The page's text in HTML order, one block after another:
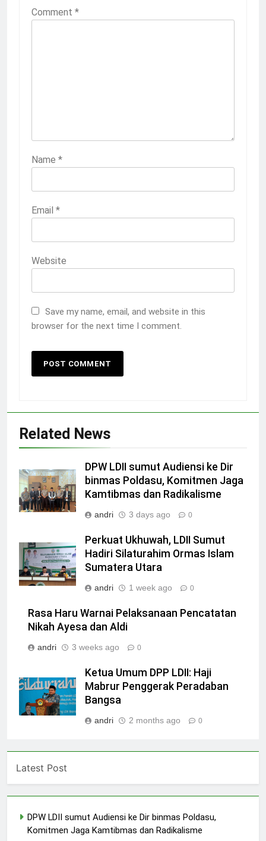
Comment *
Name *
Email *
Website
Save my name, email, and website in this
browser for the next time I comment.
Related News
DPW LDII sumut Audiensi ke Dir
binmas Poldasu, Komitmen Jaga
Kamtibmas dan Radikalisme
andri 3 days ago 0
Perkuat Ukhuwah, LDII Sumut
Hadiri Silaturahim Ormas Islam
Sumatera Utara
andri 1 week ago 0
Rasa Haru Warnai Pelaksanaan Pencatatan
Nikah Ayesa dan Aldi
andri 3 weeks ago 0
Ketua Umum DPP LDII: Haji
Mabrur Penggerak Peradaban
Bangsa
andri 2 months ago 0
Latest Post
DPW LDII sumut Audiensi ke Dir binmas Poldasu,
Komitmen Jaga Kamtibmas dan Radikalisme